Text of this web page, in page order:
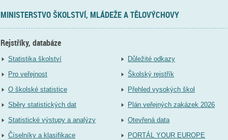
MINISTERSTVO ŠKOLSTVÍ, MLÁDEŽE A TĚLOVÝCHOVY
Rejstříky, databáze
Statistika školství
Pro veřejnost
O školské statistice
Sběry statistických dat
Statistické výstupy a analýzy
Číselníky a klasifikace
Důležité odkazy
Školský rejstřík
Přehled vysokých škol
Plán veřejných zakázek 2026
Otevřená data
PORTÁL YOUR EUROPE